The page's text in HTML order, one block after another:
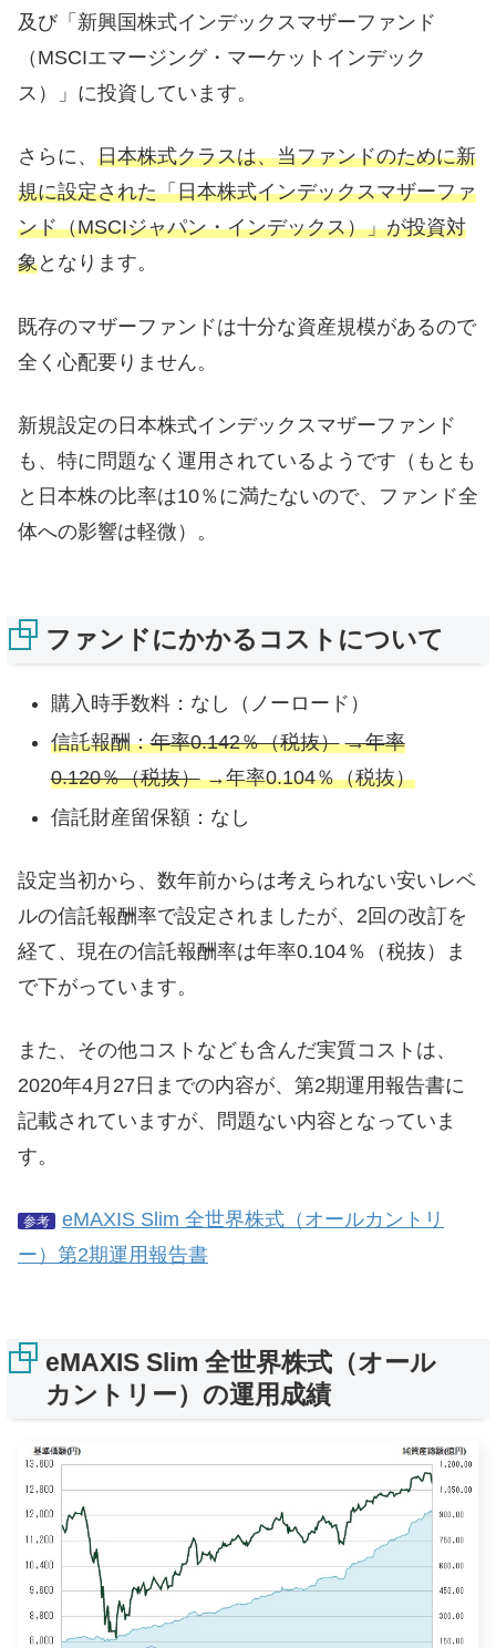
及び「新興国株式インデックスマザーファンド
（MSCIエマージング・マーケットインデック
ス）」に投資しています。
さらに、 日本株式クラスは、当ファンドのために新
規に設定された「日本株式インデックスマザーファ
ンド（MSCIジャパン・インデックス）」が投資対
象となります。
既存のマザーファンドは十分な資産規模があるので
全く心配要りません。
新規設定の日本株式インデックスマザーファンド
も、特に問題なく運用されているようです（もとも
と日本株の比率は10％に満たないので、ファンド全
体への影響は軽微）。
ファンドにかかるコストについて
購入時手数料：なし（ノーロード）
信託報酬：年率0.142％（税抜） →年率
0.120％（税抜）→年率0.104％（税抜）
信託財産留保額：なし
設定当初から、数年前からは考えられない安いレベ
ルの信託報酬率で設定されましたが、2回の改訂を
経て、現在の信託報酬率は年率0.104％（税抜）ま
で下がっています。
また、その他コストなども含んだ実質コストは、
2020年4月27日までの内容が、第2期運用報告書に
記載されていますが、問題ない内容となっていま
す。
参考
eMAXIS Slim 全世界株式（オールカントリ
ー）第2期運用報告書
eMAXIS Slim 全世界株式（オール
カントリー）の運用成績